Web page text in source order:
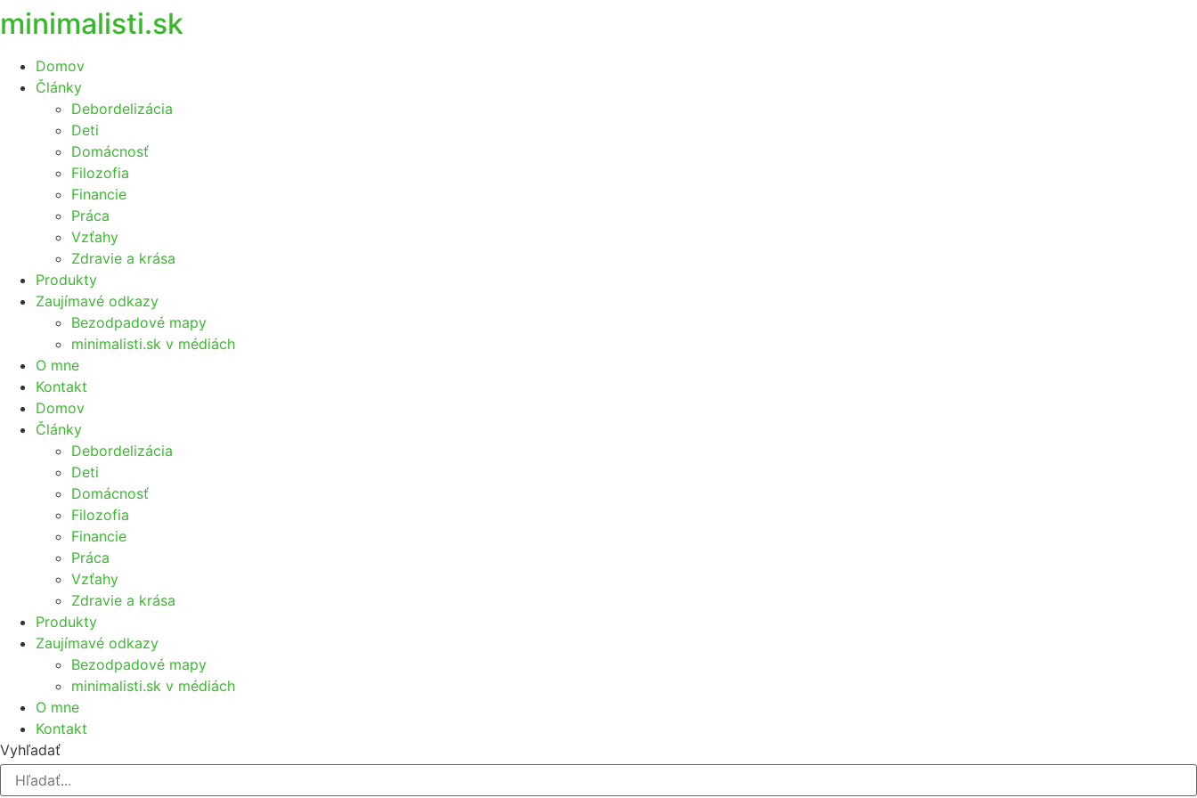
minimalisti.sk
Domov
Články
Debordelizácia
Deti
Domácnosť
Filozofia
Financie
Práca
Vzťahy
Zdravie a krása
Produkty
Zaujímavé odkazy
Bezodpadové mapy
minimalisti.sk v médiách
O mne
Kontakt
Domov
Články
Debordelizácia
Deti
Domácnosť
Filozofia
Financie
Práca
Vzťahy
Zdravie a krása
Produkty
Zaujímavé odkazy
Bezodpadové mapy
minimalisti.sk v médiách
O mne
Kontakt
Vyhľadať